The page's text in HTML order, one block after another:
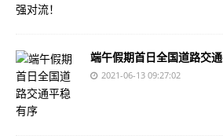
端午假期首日全国道路交
2021-06-13 09:27:02